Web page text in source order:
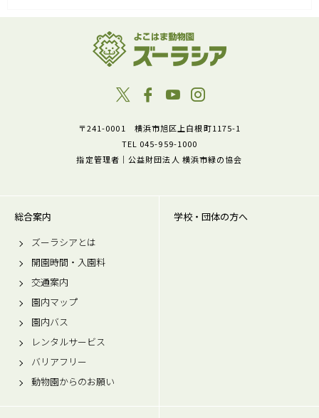
〒241-0001 横浜市旭区上白根町1175-1
TEL 045-959-1000
指定管理者｜公益財団法人 横浜市緑の協会
総合案内
ズーラシアとは
開園時間・入園料
交通案内
園内マップ
園内バス
レンタルサービス
バリアフリー
動物園からのお願い
学校・団体の方へ